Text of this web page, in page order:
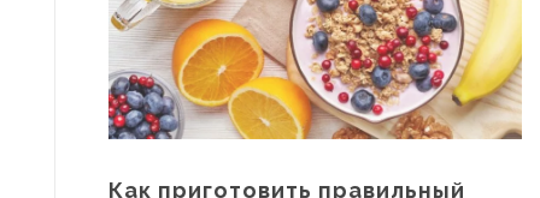
Как приготовить правильный